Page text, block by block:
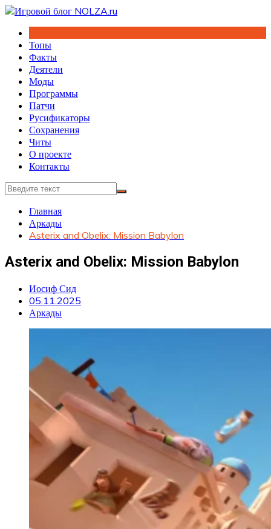
Перейти
содержимому
Топы
Факты
Деятели
Моды
Программы
Патчи
Русификаторы
Сохранения
Читы
О проекте
Контакты
Главная
Аркады
Asterix and Obelix: Mission Babylon
Asterix and Obelix: Mission Babylon
Иосиф Сид
05.11.2025
Аркады